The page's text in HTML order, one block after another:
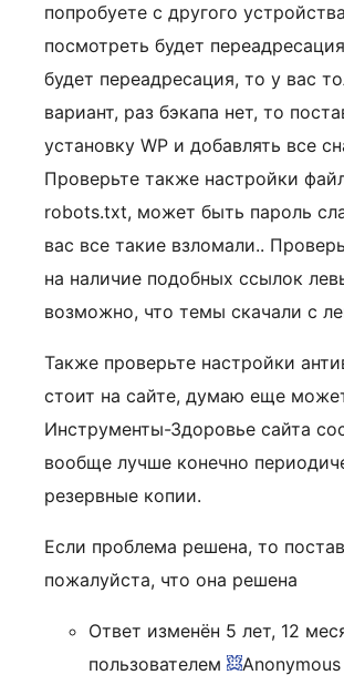
попробуете с другого
посмотреть будет
будет переадресация, то у вас
вариант, раз бэкапа нет, то
установку WP и добавлять все
Проверьте также настройки
robots.txt, может быть пароль
вас все такие взломали..
на наличие подобных ссылок
возможно, что темы скачали с
Также проверьте настройки
стоит на сайте, думаю еще
Инструменты-Здоровье сайта
вообще лучше конечно
резервные копии.
Если проблема решена, то
пожалуйста, что она решена
Ответ изменён 5 лет, 12
пользователем